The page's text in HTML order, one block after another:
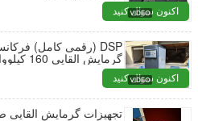
اکنون سؤال کنید
گرمایش القایی 160 کیلووات
اکنون سؤال کنید
تجهیزات گرمایش القایی